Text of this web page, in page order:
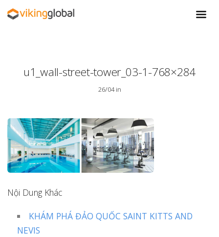
u1_wall-street-tower_03-1-768×284
26/04 in
Nội Dung Khác
KHÁM PHÁ ĐẢO QUỐC SAINT KITTS AND
NEVIS